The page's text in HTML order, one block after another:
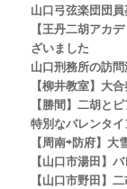
山口弓弦楽団団員
【王丹二胡アカ
ざいました
山口刑務所の訪問
【柳井教室】大
【勝間】二胡と
特別なバレンタイ
【周南⇨防府】大
【山口市湯田】
【山口市野田】